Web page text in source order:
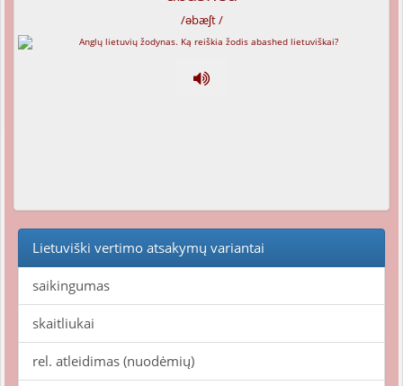
/əbæʃt /
Lietuviški vertimo atsakymų variantai
saikingumas
skaitliukai
rel. atleidimas (nuodėmių)